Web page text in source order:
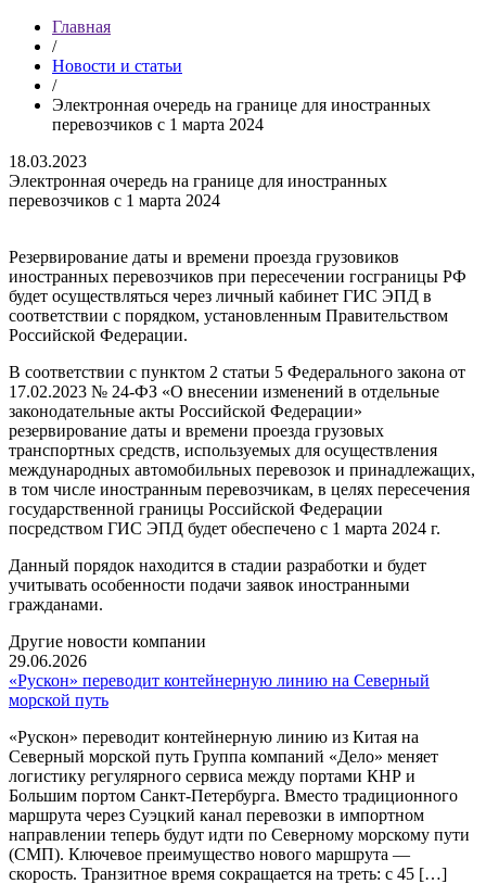
Главная
/
Новости и статьи
/
Электронная очередь на границе для иностранных
перевозчиков с 1 марта 2024
18.03.2023
Электронная очередь на границе для иностранных
перевозчиков с 1 марта 2024
Резервирование даты и времени проезда грузовиков
иностранных перевозчиков при пересечении госграницы РФ
будет осуществляться через личный кабинет ГИС ЭПД в
соответствии с порядком, установленным Правительством
Российской Федерации.
В соответствии с пунктом 2 статьи 5 Федерального закона от
17.02.2023 № 24-ФЗ «О внесении изменений в отдельные
законодательные акты Российской Федерации»
резервирование даты и времени проезда грузовых
транспортных средств, используемых для осуществления
международных автомобильных перевозок и принадлежащих,
в том числе иностранным перевозчикам, в целях пересечения
государственной границы Российской Федерации
посредством ГИС ЭПД будет обеспечено с 1 марта 2024 г.
Данный порядок находится в стадии разработки и будет
учитывать особенности подачи заявок иностранными
гражданами.
Другие новости компании
29.06.2026
«Рускон» переводит контейнерную линию на Северный
морской путь
«Рускон» переводит контейнерную линию из Китая на
Северный морской путь Группа компаний «Дело» меняет
логистику регулярного сервиса между портами КНР и
Большим портом Санкт-Петербурга. Вместо традиционного
маршрута через Суэцкий канал перевозки в импортном
направлении теперь будут идти по Северному морскому пути
(СМП). Ключевое преимущество нового маршрута —
скорость. Транзитное время сокращается на треть: с 45 […]